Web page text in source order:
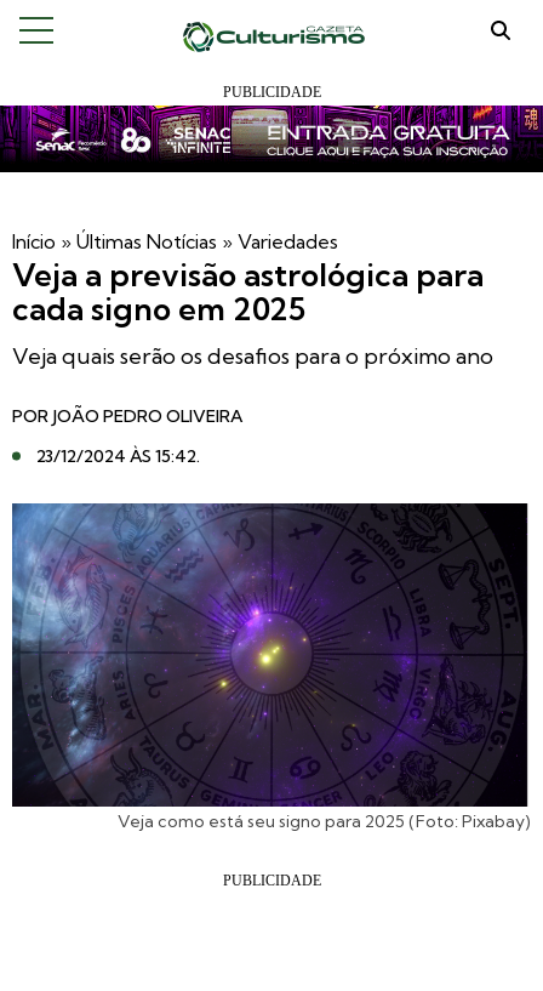
Início » Últimas Notícias » Variedades
Veja a previsão astrológica para
cada signo em 2025
Veja quais serão os desafios para o próximo ano
POR JOÃO PEDRO OLIVEIRA
23/12/2024 ÀS 15:42.
Veja como está seu signo para 2025 (Foto: Pixabay)